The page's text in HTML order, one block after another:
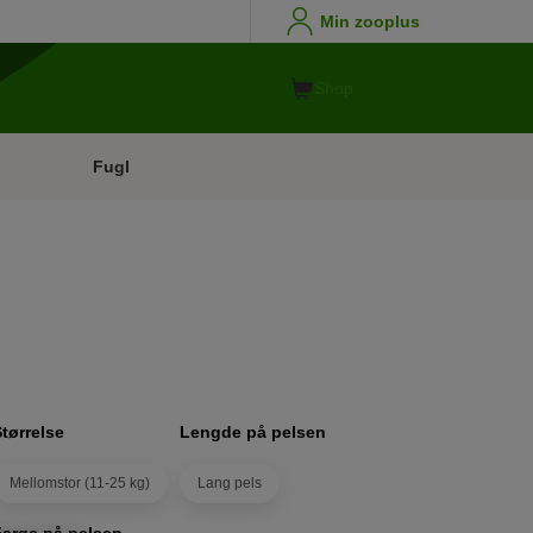
Min zooplus
Fugl
Mellomstor (11-25 kg)
Lengde på pelsen
Lang pels